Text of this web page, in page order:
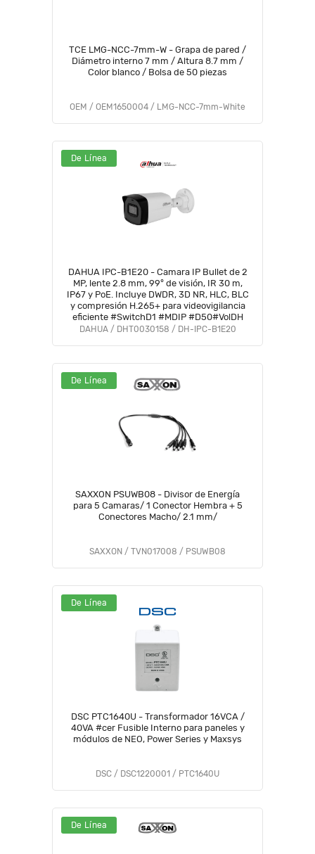
TCE LMG-NCC-7mm-W - Grapa de pared /
Diámetro interno 7 mm / Altura 8.7 mm /
Color blanco / Bolsa de 50 piezas
OEM / OEM1650004 / LMG-NCC-7mm-White
De Línea
DAHUA IPC-B1E20 - Camara IP Bullet de 2
MP, lente 2.8 mm, 99° de visión, IR 30 m,
IP67 y PoE. Incluye DWDR, 3D NR, HLC, BLC
y compresión H.265+ para videovigilancia
eficiente #SwitchD1 #MDIP #D50#VolDH
DAHUA / DHT0030158 / DH-IPC-B1E20
De Línea
SAXXON PSUWB08 - Divisor de Energía
para 5 Camaras/ 1 Conector Hembra + 5
Conectores Macho/ 2.1 mm/
SAXXON / TVN017008 / PSUWB08
De Línea
DSC PTC1640U - Transformador 16VCA /
40VA #cer Fusible Interno para paneles y
módulos de NEO, Power Series y Maxsys
DSC / DSC1220001 / PTC1640U
De Línea